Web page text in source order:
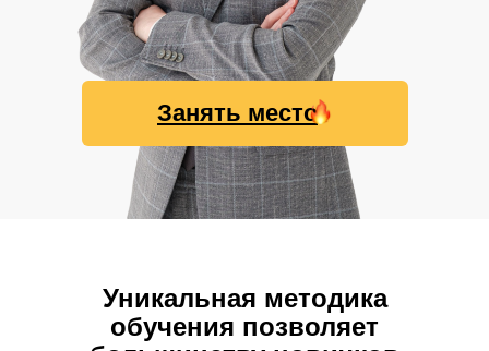
Занять место
Уникальная методика
обучения позволяет